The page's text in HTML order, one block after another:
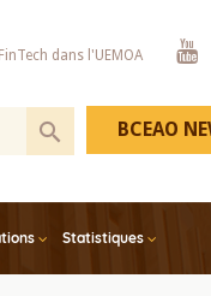
dans l'UEMOA
Statistiques
BCEAO